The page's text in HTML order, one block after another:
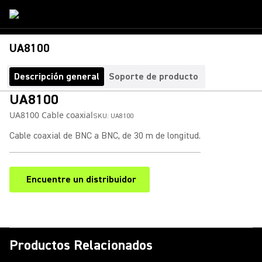
UA8100
Descripción general Soporte de producto
UA8100
UA8100 Cable coaxialSKU: UA8100
Cable coaxial de BNC a BNC, de 30 m de longitud.
Encuentre un distribuidor
(Opens in a new tab)
Productos Relacionados